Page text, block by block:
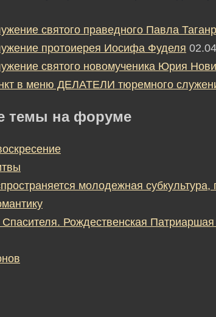
святого праведного Павла
протоиерея Иосифа Фуделя
святого новомученика Юрия
в меню ДЕЛАТЕЛИ тюремного
темы на форуме
молодежная
Рождественская